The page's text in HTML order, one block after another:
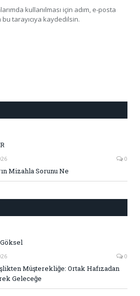
kullanılması için adım, e-posta
tarayıcıya kaydedilsin.
0
Mizahla Sorunu Ne
0
Müşterekliğe: Ortak Hafızadan
Geleceğe